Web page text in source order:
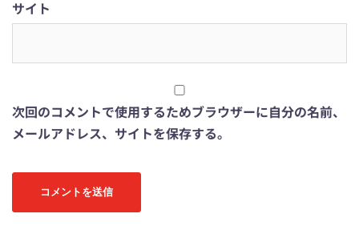
サイト
次回のコメントで使用するためブラウザーに自分の名前、
メールアドレス、サイトを保存する。